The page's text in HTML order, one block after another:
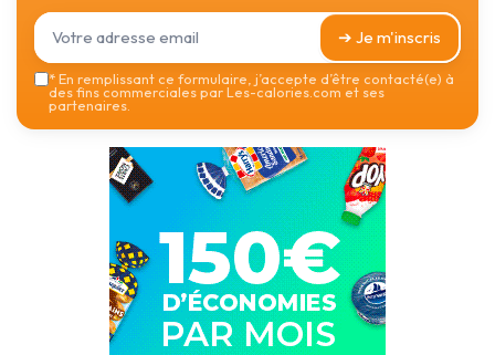
➔ Je m'inscris
*En remplissant ce formulaire, j’accepte d’être contacté(e) à
des fins commerciales par Les-calories.com et ses
partenaires.